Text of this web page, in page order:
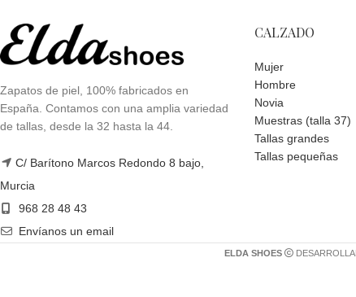
Zapatos de piel, 100% fabricados en
España. Contamos con una amplia variedad
de tallas, desde la 32 hasta la 44.
C/ Barítono Marcos Redondo 8 bajo,
Murcia
968 28 48 43
Envíanos un email
CALZADO
Mujer
Hombre
Novia
Muestras (talla 37)
Tallas grandes
Tallas pequeñas
ELDA SHOES